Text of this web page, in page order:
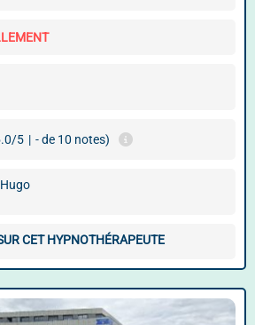
5 | - de 10 notes)
CET HYPNOTHÉRAPEUTE